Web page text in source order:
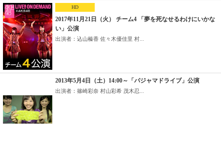
HD
2017年11月21日（火） チーム4 「夢を死なせるわけにいかな
い」公演
出演者：込山榛香 佐々木優佳里 村...
2013年5月4日（土）14:00～「パジャマドライブ」公演
出演者：篠崎彩奈 村山彩希 茂木忍...